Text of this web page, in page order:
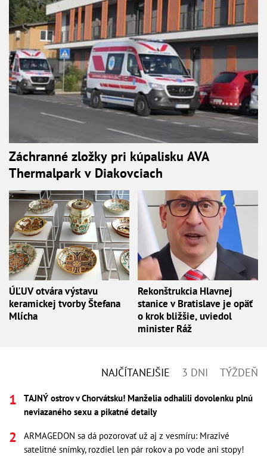
Záchranné zložky pri kúpalisku AVA
Thermalpark v Diakovciach
ÚĽUV otvára výstavu
keramickej tvorby Štefana
Mlícha
Rekonštrukcia Hlavnej
stanice v Bratislave je opäť
o krok bližšie, uviedol
minister Ráž
NAJČÍTANEJŠIE 3 DNI TÝŽDEŇ
TAJNÝ ostrov v Chorvátsku! Manželia odhalili dovolenku plnú
neviazaného sexu a pikatné detaily
ARMAGEDON sa dá pozorovať už aj z vesmíru: Mrazivé
satelitné snímky, rozdiel len pár rokov a po vode ani stopy!